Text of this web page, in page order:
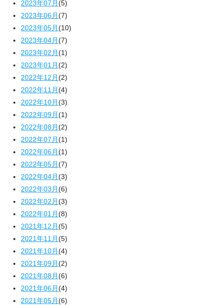
2023年07月(5)
2023年06月(7)
2023年05月(10)
2023年04月(7)
2023年02月(1)
2023年01月(2)
2022年12月(2)
2022年11月(4)
2022年10月(3)
2022年09月(1)
2022年08月(2)
2022年07月(1)
2022年06月(1)
2022年05月(7)
2022年04月(3)
2022年03月(6)
2022年02月(3)
2022年01月(8)
2021年12月(5)
2021年11月(5)
2021年10月(4)
2021年09月(2)
2021年08月(6)
2021年06月(4)
2021年05月(6)